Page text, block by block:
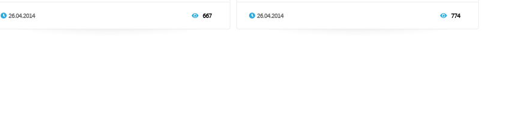
26.04.2014 667 26.04.2014 774